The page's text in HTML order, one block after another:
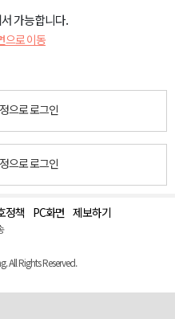
가능합니다.
으로 이동
으로 로그인
으로 로그인
정책 PC화면 제보하기
Rights Reserved.